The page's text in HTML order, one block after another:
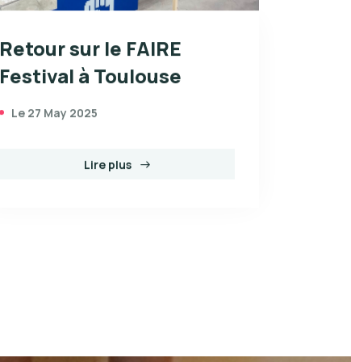
Retour sur le FAIRE
Festival à Toulouse
Le 27 May 2025
Lire plus